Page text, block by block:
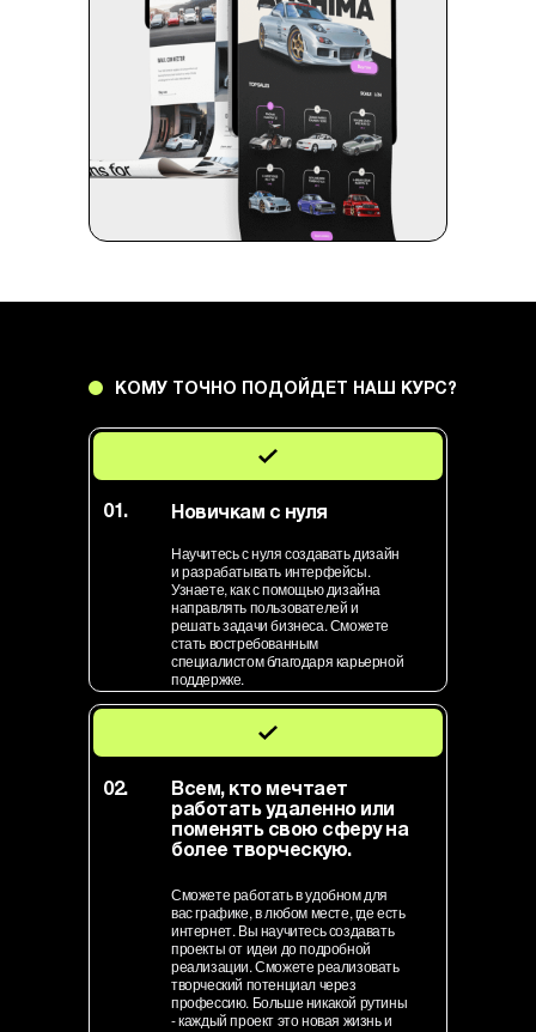
КОМУ ТОЧНО ПОДОЙДЕТ НАШ КУРС?
Новичкам с нуля
Научитесь с нуля создавать дизайн
и разрабатывать интерфейсы.
Узнаете, как с помощью дизайна
направлять пользователей и
решать задачи бизнеса. Сможете
стать востребованным
специалистом благодаря карьерной
поддержке.
01.
Всем, кто мечтает
работать удаленно или
поменять свою сферу на
более творческую.
Сможете работать в удобном для
вас графике, в любом месте, где есть
интернет. Вы научитесь создавать
проекты от идеи до подробной
реализации. Сможете реализовать
творческий потенциал через
профессию. Больше никакой рутины
- каждый проект это новая жизнь и
02.